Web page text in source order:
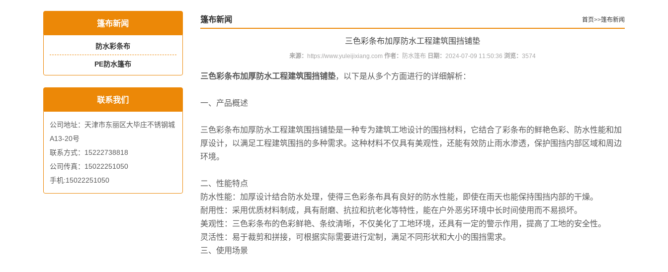
篷布新闻
防水彩条布
PE防水篷布
联系我们
公司地址：天津市东丽区大毕庄不锈钢城
A13-20号
联系方式：15222738818
公司传真：15022251050
手机:15022251050
篷布新闻 首页>>篷布新闻
三色彩条布加厚防水工程建筑围挡铺垫
来源： https://www.yuleijixiang.com 作者： 防水篷布 日期： 2024-07-09 11:50:36 浏览： 3574
三色彩条布加厚防水工程建筑围挡铺垫，以下是从多个方面进行的详细解析：
一、产品概述
三色彩条布加厚防水工程建筑围挡铺垫是一种专为建筑工地设计的围挡材料，它结合了彩条布的鲜艳色彩、防水性能和加
厚设计，以满足工程建筑围挡的多种需求。这种材料不仅具有美观性，还能有效防止雨水渗透，保护围挡内部区域和周边
环境。
二、性能特点
防水性能：加厚设计结合防水处理，使得三色彩条布具有良好的防水性能，即使在雨天也能保持围挡内部的干燥。
耐用性：采用优质材料制成，具有耐磨、抗拉和抗老化等特性，能在户外恶劣环境中长时间使用而不易损坏。
美观性：三色彩条布的色彩鲜艳、条纹清晰，不仅美化了工地环境，还具有一定的警示作用，提高了工地的安全性。
灵活性：易于裁剪和拼接，可根据实际需要进行定制，满足不同形状和大小的围挡需求。
三、使用场景